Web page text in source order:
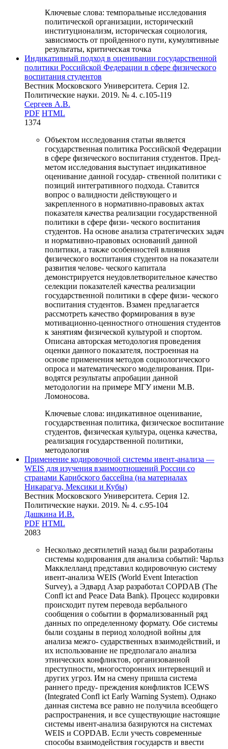
Ключевые слова: темпоральные исследования
политической организации, исторический
институционализм, историческая социология,
зависимость от пройденного пути, кумулятивные
результаты, критическая точка
Индикативный подход в оценивании государственной
политики Российской Федерации в сфере физического
воспитания студентов
Вестник Московского Университета. Серия 12.
Политические науки. 2019. № 4. c.105-119
Сергеев А.В.
PDF HTML
1374
Объектом исследования статьи является
государственная политика Российской Федерации
в сфере физического воспитания студентов. Пред-
метом исследования выступает индикативное
оценивание данной государ- ственной политики с
позиций интегративного подхода. Ставится
вопрос о валидности действующего и
закрепленного в нормативно-правовых актах
показателя качества реализации государственной
политики в сфере физи- ческого воспитания
студентов. На основе анализа стратегических задач
и нормативно-правовых оснований данной
политики, а также особенностей влияния
физического воспитания студентов на показатели
развития челове- ческого капитала
демонстрируется неудовлетворительное качество
селекции показателей качества реализации
государственной политики в сфере физи- ческого
воспитания студентов. Взамен предлагается
рассмотреть качество формирования в вузе
мотивационно-ценностного отношения студентов
к занятиям физической культурой и спортом.
Описана авторская методология проведения
оценки данного показателя, построенная на
основе применения методов социологического
опроса и математического моделирования. При-
водятся результаты апробации данной
методологии на примере МГУ имени М.В.
Ломоносова.
Ключевые слова: индикативное оценивание,
государственная политика, физическое воспитание
студентов, физическая культура, оценка качества,
реализация государственной политики,
методология
Применение кодировочной системы ивент-анализа —
WEIS для изучения взаимоотношений России со
странами Карибского бассейна (на материалах
Никарагуа, Мексики и Кубы)
Вестник Московского Университета. Серия 12.
Политические науки. 2019. № 4. c.95-104
Дашкина И.В.
PDF HTML
2083
Несколько десятилетий назад были разработаны
системы кодирования для анализа событий: Чарльз
Макклелланд представил кодировочную систему
ивент-анализа WEIS (World Event Interaction
Survey), а Эдвард Азар разработал COPDAB (The
Confl ict and Peace Data Bank). Процесс кодировки
происходит путем перевода вербального
сообщения о событии в формализованный ряд
данных по определенному формату. Обе системы
были созданы в период холодной войны для
анализа межго- сударственных взаимодействий, и
их использование не предполагало анализа
этнических конфликтов, организованной
преступности, многосторонних интервенций и
других угроз. Им на смену пришла система
раннего преду- преждения конфликтов ICEWS
(Integrated Confl ict Early Warning System). Однако
данная система все равно не получила всеобщего
распространения, и все существующие настоящие
системы ивент-анализа базируются на системах
WEIS и COPDAB. Если учесть современные
способы взаимодействия государств и ввести